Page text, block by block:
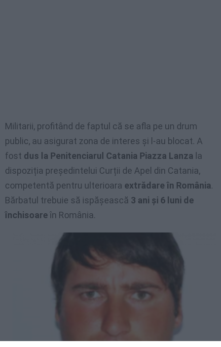
Militarii, profitând de faptul că se afla pe un drum
public, au asigurat zona de interes și l-au blocat. A
fost dus la Penitenciarul Catania Piazza Lanza la
dispoziția președintelui Curții de Apel din Catania,
competentă pentru ulterioara extrădare în România.
Bărbatul trebuie să ispășească 3 ani și 6 luni de
închisoare în România.